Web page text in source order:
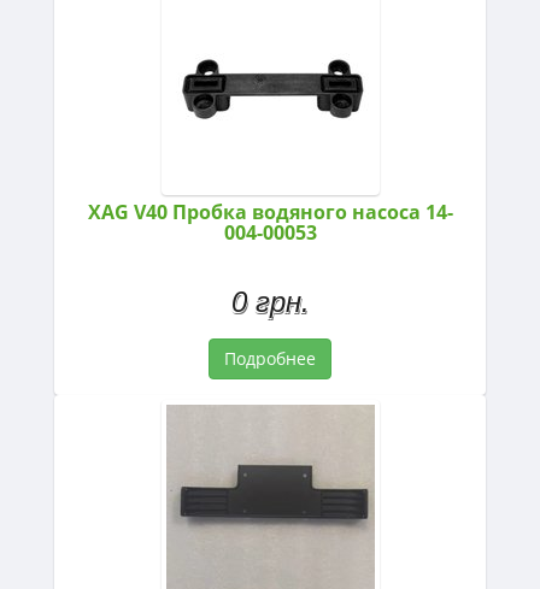
XAG V40 Пробка водяного насоса 14-
004-00053
0 грн.
Подробнее